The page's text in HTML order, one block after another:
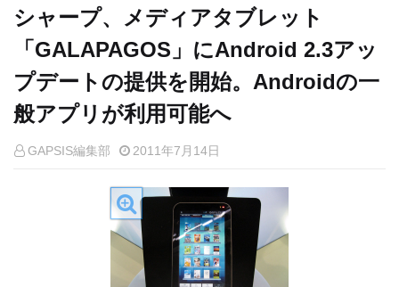
シャープ、メディアタブレット
「GALAPAGOS」にAndroid 2.3アッ
プデートの提供を開始。Androidの一
般アプリが利用可能へ
GAPSIS編集部 2011年7月14日